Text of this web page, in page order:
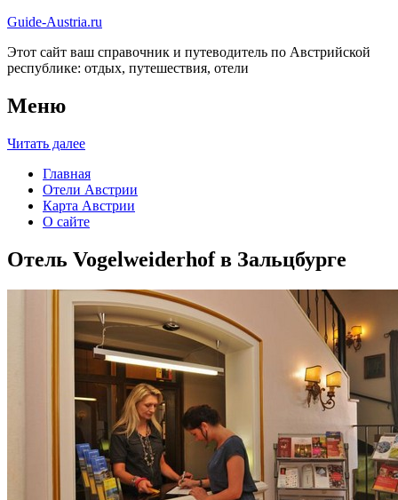
Guide-Austria.ru
Этот сайт ваш справочник и путеводитель по Австрийской
республике: отдых, путешествия, отели
Меню
Читать далее
Главная
Отели Австрии
Карта Австрии
О сайте
Отель Vogelweiderhof в Зальцбурге